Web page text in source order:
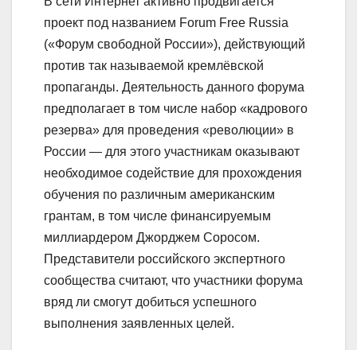
проект под названием Forum Free Russia
(«Форум свободной России»), действующий
против так называемой кремлёвской
пропаганды. Деятельность данного форума
предполагает в том числе набор «кадрового
резерва» для проведения «революции» в
России — для этого участникам оказывают
необходимое содействие для прохождения
обучения по различным американским
грантам, в том числе финансируемым
миллиардером Джорджем Соросом.
Представители российского экспертного
сообщества считают, что участники форума
вряд ли смогут добиться успешного
выполнения заявленных целей.